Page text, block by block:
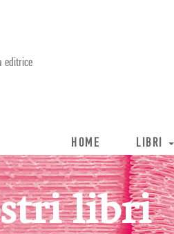
editrice
HOME LIBRI
libri